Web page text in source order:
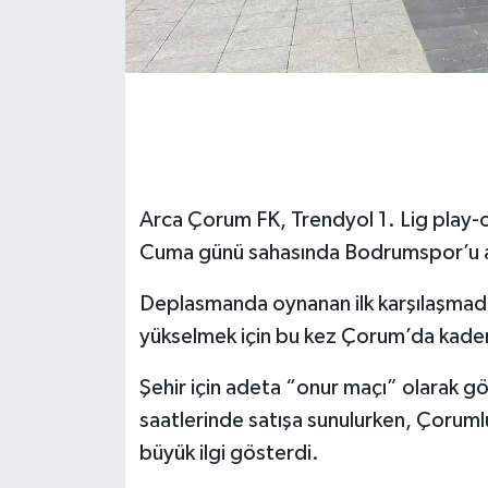
Arca Çorum FK, Trendyol 1. Lig play-
Cuma günü sahasında Bodrumspor’u
Deplasmanda oynanan ilk
yükselmek için bu kez Çorum’da
Şehir için adeta “onur maçı” olarak
saatlerinde satışa sunulurken,
büyük ilgi gösterdi.